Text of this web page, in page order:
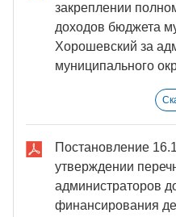
закреплении
доходов бюджета
Хорошевский за
муниципального
Постановление
утверждении
администраторов
финансирования